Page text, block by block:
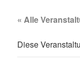
« Alle
Diese